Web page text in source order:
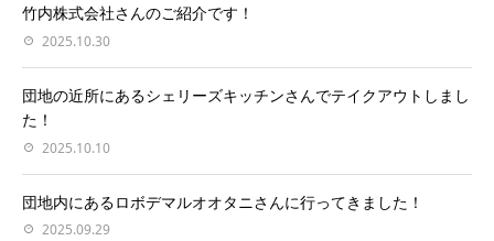
竹内株式会社さんのご紹介です！
2025.10.30
団地の近所にあるシェリーズキッチンさんでテイクアウトしまし
た！
2025.10.10
団地内にあるロボデマルオオタニさんに行ってきました！
2025.09.29